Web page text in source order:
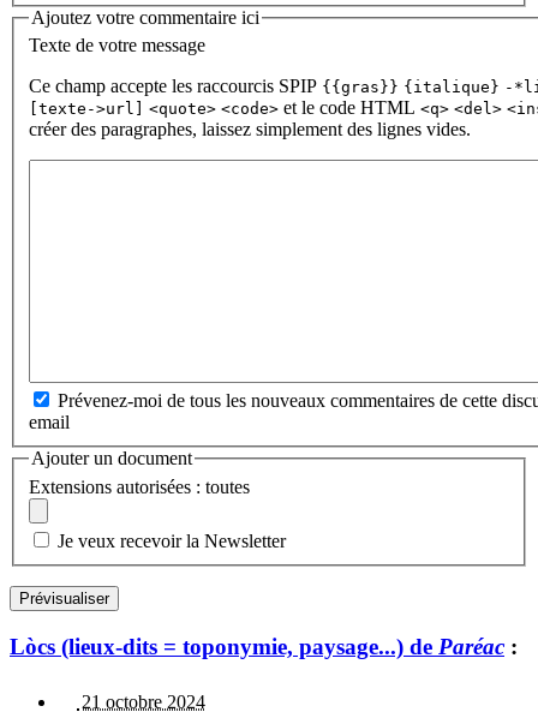
Ajoutez votre commentaire ici
Texte de votre message
Ce champ accepte les raccourcis SPIP {{gras}} {italique} -
[texte->url]
<quote> <code> et le code HTML <q> <del>
créer des paragraphes, laissez simplement des lignes vides.
Prévenez-moi de tous les nouveaux commentaires de cette
email
Ajouter un document
Extensions autorisées : toutes
Je veux recevoir la Newsletter
Lòcs (lieux-dits = toponymie, paysage...) de Paréac :
21 octobre 2024